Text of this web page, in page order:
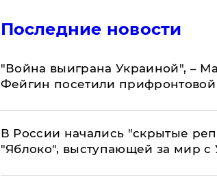
Последние новости
"Война выиграна Украиной", –
Фейгин посетили прифронтовой
В России начались "скрытые
"Яблоко", выступающей за мир с